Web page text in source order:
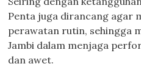
Penta juga dirancang agar
perawatan rutin, sehingga
Jambi dalam menjaga
dan awet.